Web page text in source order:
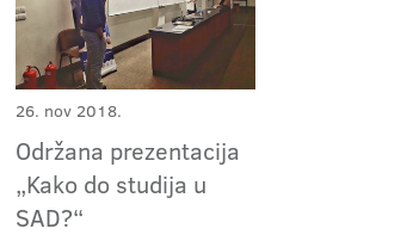
26. nov 2018.
Održana prezentacija
„Kako do studija u
SAD?“